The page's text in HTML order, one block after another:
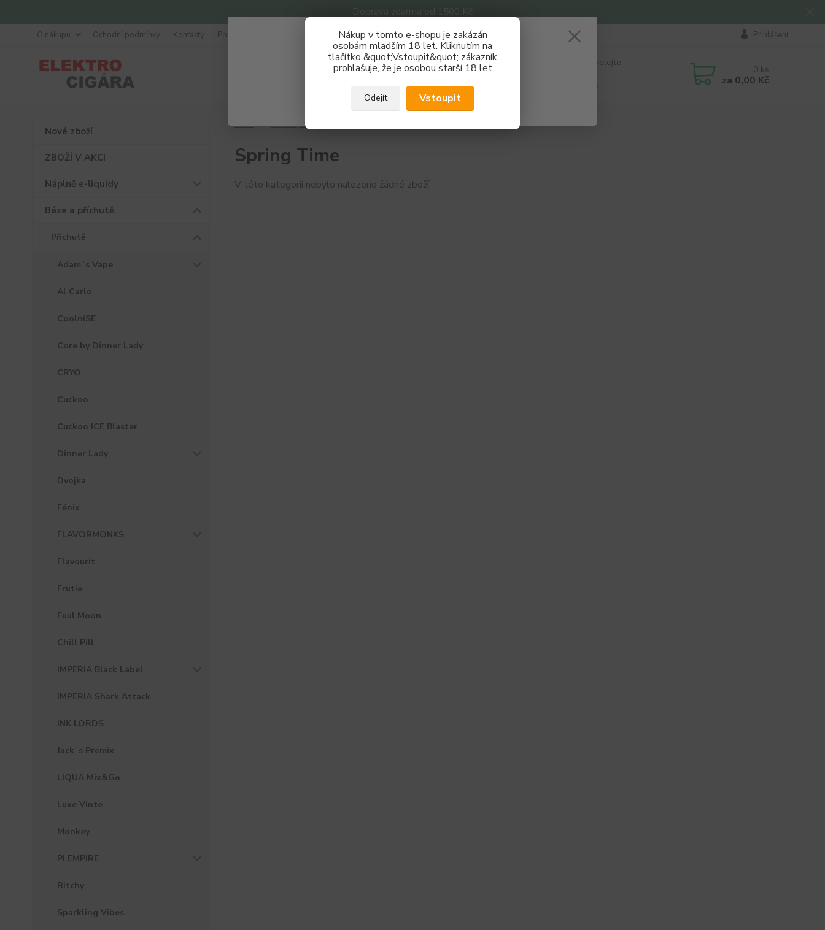
Doprava zdarma od 1500 Kč
Nákup v tomto e-shopu je zakázán
osobám mladším 18 let. Kliknutím na
tlačítko &quot;Vstoupit&quot; zákazník
prohlašuje, že je osobou starší 18 let
Odejít Vstoupit
O nákupu Ochodní podmínky Kontakty Poradna Přihlášení
Hledat
Nevíte si rady? Zavolejte.
0 ks
za 0,00 Kč
Nové zboží
ZBOŽÍ V AKCI
Náplně e-liquidy
Báze a příchutě
Příchutě
Adam´s Vape
Al Carlo
CoolniSE
Core by Dinner Lady
CRYO
Cuckoo
Cuckoo ICE Blaster
Dinner Lady
Dvojka
Fénix
FLAVORMONKS
Flavourit
Frutie
Fuul Moon
Chill Pill
IMPERIA Black Label
IMPERIA Shark Attack
INK LORDS
Jack´s Premix
LIQUA Mix&Go
Luxe Vinte
Monkey
PJ EMPIRE
Ritchy
Sparkling Vibes
Úvod Báze a příchutě
Spring Time
V této kategorii nebylo nalezeno žádné zboží.
Získej slevu 3%
Zaregistruj se a nakupuj se slevou právě teď!
REGISTRAČNÍ FORMULÁŘ
Zavřít